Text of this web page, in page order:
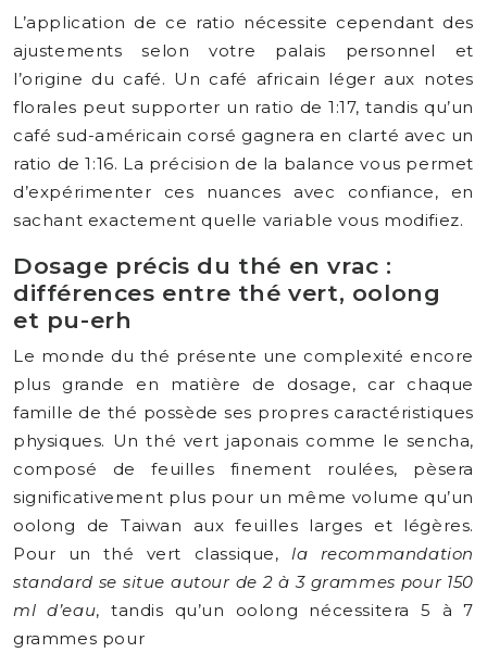
L’application de ce ratio nécessite cependant des
ajustements selon votre palais personnel et
l’origine du café. Un café africain léger aux notes
florales peut supporter un ratio de 1:17, tandis qu’un
café sud-américain corsé gagnera en clarté avec un
ratio de 1:16. La précision de la balance vous permet
d’expérimenter ces nuances avec confiance, en
sachant exactement quelle variable vous modifiez.
Dosage précis du thé en vrac :
différences entre thé vert, oolong
et pu-erh
Le monde du thé présente une complexité encore
plus grande en matière de dosage, car chaque
famille de thé possède ses propres caractéristiques
physiques. Un thé vert japonais comme le sencha,
composé de feuilles finement roulées, pèsera
significativement plus pour un même volume qu’un
oolong de Taiwan aux feuilles larges et légères.
Pour un thé vert classique, la recommandation
standard se situe autour de 2 à 3 grammes pour 150
ml d’eau, tandis qu’un oolong nécessitera 5 à 7
grammes pour